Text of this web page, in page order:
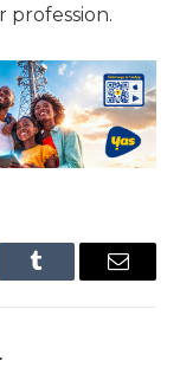
profession.
Tumblr Email